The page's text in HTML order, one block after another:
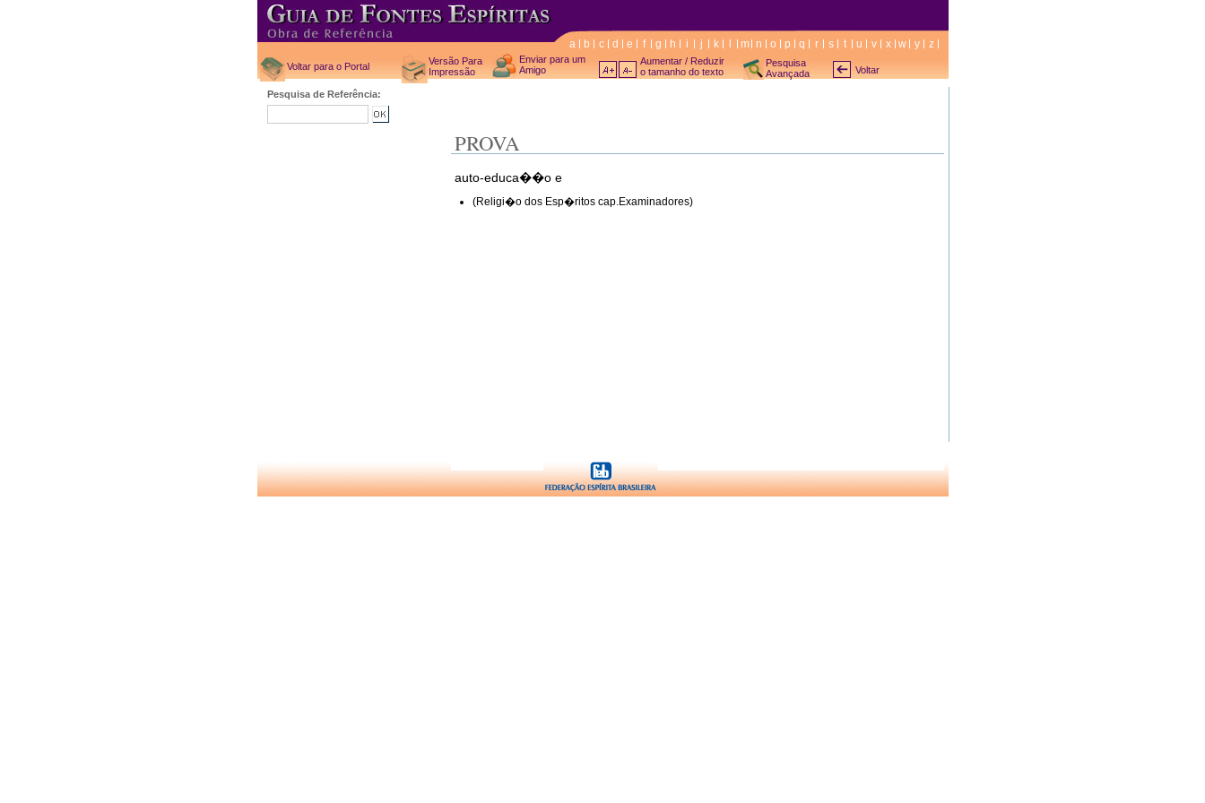
a b c d e f g h i j k m n o p q r s t u v x w y z
Voltar para o Portal
Versão Para
Impressão
Enviar para um
Amigo
Aumentar / Reduzir
o tamanho do texto
Pesquisa
Avançada
Voltar
Pesquisa de Referência:
PROVA
auto-educa��o e
(Religi�o dos Esp�ritos cap.Examinadores)